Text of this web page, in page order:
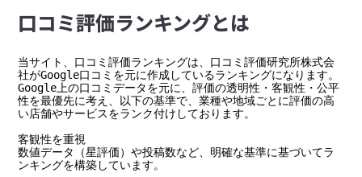
⼝コミ評価ランキングとは
当サイト、口コミ評価ランキングは、口コミ評価研究所株式会
社がGoogle口コミを元に作成しているランキングになります。
Google上の口コミデータを元に、評価の透明性・客観性・公平
性を最優先に考え、以下の基準で、業種や地域ごとに評価の高
い店舗やサービスをランク付けしております。
客観性を重視
数値データ（星評価）や投稿数など、明確な基準に基づいてラ
ンキングを構築しています。